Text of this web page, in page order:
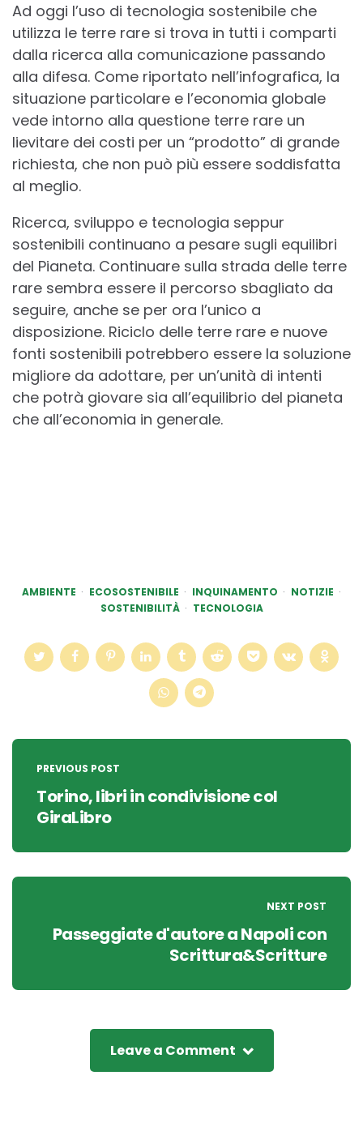
Ad oggi l’uso di tecnologia sostenibile che
utilizza le terre rare si trova in tutti i comparti
dalla ricerca alla comunicazione passando
alla difesa. Come riportato nell’infografica, la
situazione particolare e l’economia globale
vede intorno alla questione terre rare un
lievitare dei costi per un “prodotto” di grande
richiesta, che non può più essere soddisfatta
al meglio.
Ricerca, sviluppo e tecnologia seppur
sostenibili continuano a pesare sugli equilibri
del Pianeta. Continuare sulla strada delle terre
rare sembra essere il percorso sbagliato da
seguire, anche se per ora l’unico a
disposizione. Riciclo delle terre rare e nuove
fonti sostenibili potrebbero essere la soluzione
migliore da adottare, per un’unità di intenti
che potrà giovare sia all’equilibrio del pianeta
che all’economia in generale.
AMBIENTE ECOSOSTENIBILE INQUINAMENTO
NOTIZIE
SOSTENIBILITÀ
TECNOLOGIA
Post
navigation
PREVIOUS POST
Torino, libri in condivisione col
GiraLibro
NEXT POST
Passeggiate d'autore a Napoli con
Scrittura&Scritture
Leave a Comment